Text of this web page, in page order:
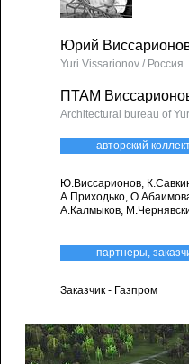
Юрий
Yuri Vissarionov / Россия
ПТАМ
Architectural bureau of
авторский
Ю.Виссарионов,
А.Приходько,
А.Калмыков,
партнеры,
Заказчик - Газпром